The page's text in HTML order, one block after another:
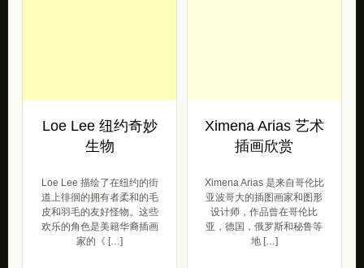
Loe Lee 纽约奇妙
生物
Loe Lee 描绘了在纽约的街
道上徘徊的拥有者柔和的毛
皮和羽毛的友好怪物。这些
欢乐的角色是美籍华裔插画
家的《 […]
Ximena Arias 艺术
插画欣赏
Ximena Arias 是来自哥伦比
亚波哥大的插图画家和图形
设计师，作品曾在哥伦比
亚，德国，俄罗斯和秘鲁等
地 […]